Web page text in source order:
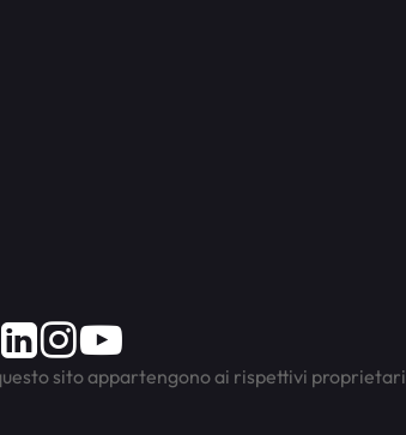
TwitterLinkedInInstagram
Youtube
sito appartengono ai rispettivi proprietari